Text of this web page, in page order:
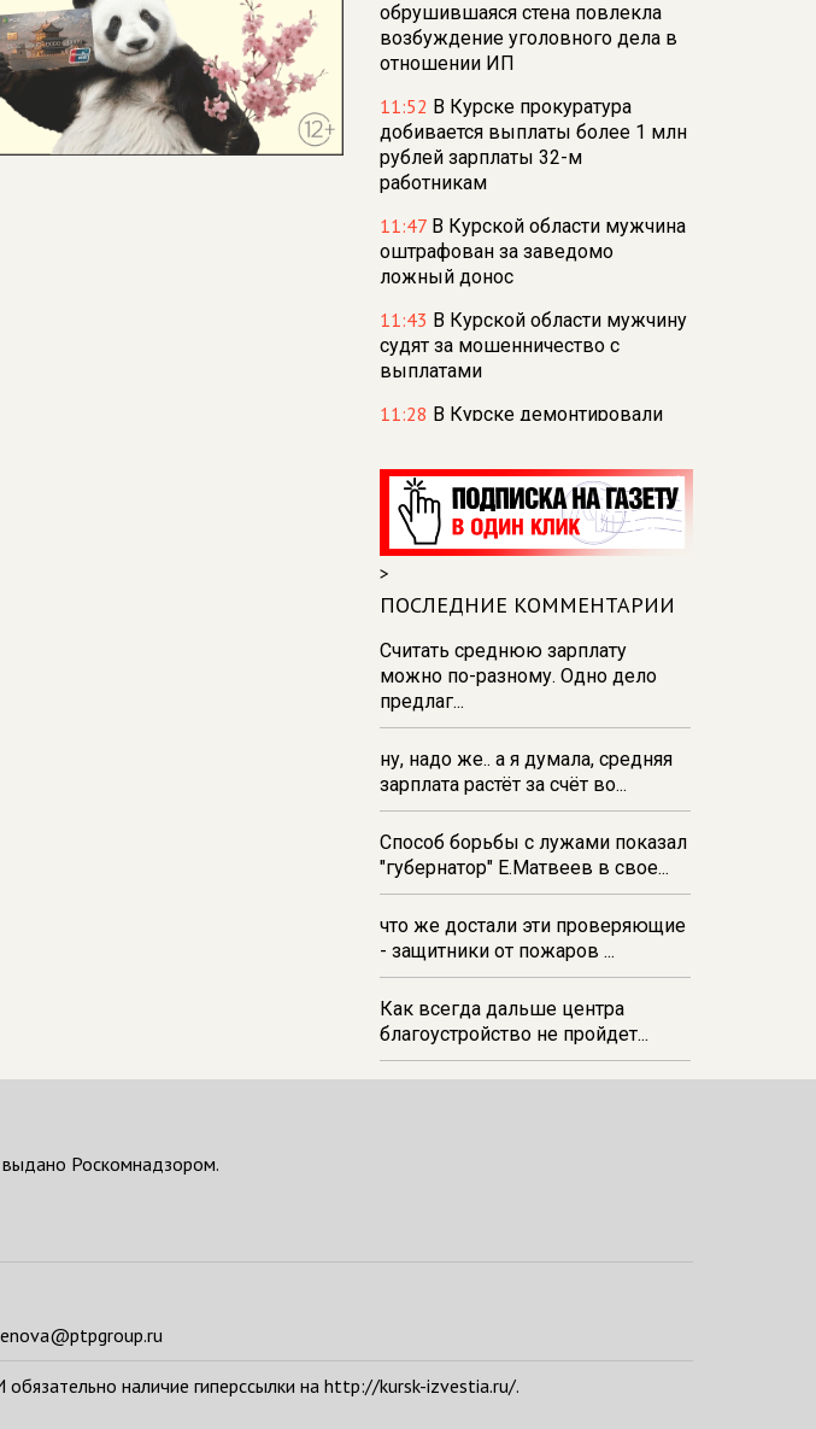
обрушившаяся стена повлекла
возбуждение уголовного дела в
отношении ИП
11:52 В Курске прокуратура
добивается выплаты более 1 млн
рублей зарплаты 32-м
работникам
11:47 В Курской области мужчина
оштрафован за заведомо
ложный донос
11:43 В Курской области мужчину
судят за мошенничество с
выплатами
11:28 В Курске демонтировали
реке Тускарь и Стрелецком озере
11:27В парке Пионеров в Курске
отпразднуют День
физкультурника
11:26В Курске в парке «Патриот»
погибших в августе 2024 года
10:53Курянка отвезла
мошенникам драгоценностей и
миллионов рублей
10:42В Курской области
Россельхознадзор выявил 55
новых очагов опасных сорняков
и вредителей
>
ПОСЛЕДНИЕ КОММЕНТАРИИ
Считать среднюю зарплату
можно по-разному. Одно дело
предлаг...
ну, надо же.. а я думала, средняя
зарплата растёт за счёт во...
Способ борьбы с лужами показал
"губернатор" Е.Матвеев в свое...
что же достали эти проверяющие
- защитники от пожаров ...
Как всегда дальше центра
благоустройство не пройдет...
Роскомнадзором.
наличие гиперссылки на http://kursk-izvestia.ru/.